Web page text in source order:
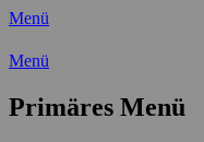
Menü
Wassersport-
Freizeit mit der
Menü
Primäres Menü